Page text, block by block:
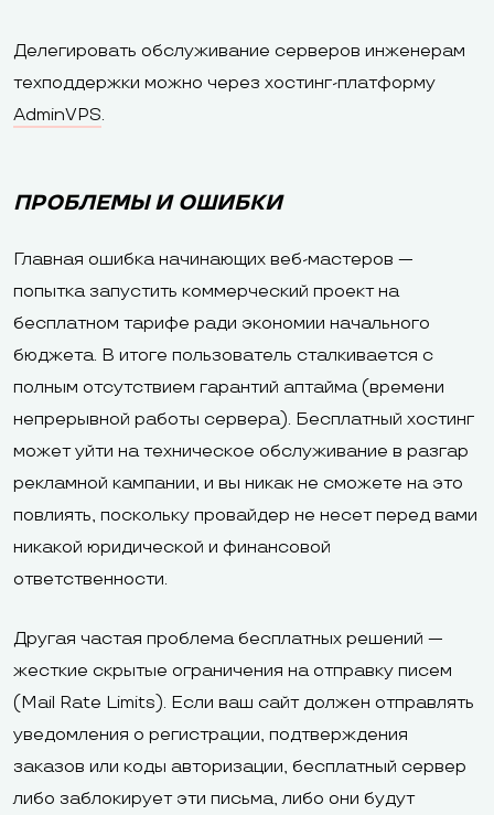
Делегировать обслуживание серверов инженерам
техподдержки можно через хостинг-платформу
AdminVPS.
ПРОБЛЕМЫ И ОШИБКИ
Главная ошибка начинающих веб-мастеров —
попытка запустить коммерческий проект на
бесплатном тарифе ради экономии начального
бюджета. В итоге пользователь сталкивается с
полным отсутствием гарантий аптайма (времени
непрерывной работы сервера). Бесплатный хостинг
может уйти на техническое обслуживание в разгар
рекламной кампании, и вы никак не сможете на это
повлиять, поскольку провайдер не несет перед вами
никакой юридической и финансовой
ответственности.
Другая частая проблема бесплатных решений —
жесткие скрытые ограничения на отправку писем
(Mail Rate Limits). Если ваш сайт должен отправлять
уведомления о регистрации, подтверждения
заказов или коды авторизации, бесплатный сервер
либо заблокирует эти письма, либо они будут